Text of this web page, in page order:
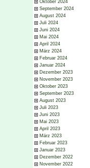
Oktober 2024
September 2024
August 2024
Juli 2024
Juni 2024
Mai 2024
April 2024
März 2024
Februar 2024
Januar 2024
Dezember 2023
November 2023
Oktober 2023
September 2023
August 2023
Juli 2023
Juni 2023
Mai 2023
April 2023
März 2023
Februar 2023
Januar 2023
Dezember 2022
November 2022